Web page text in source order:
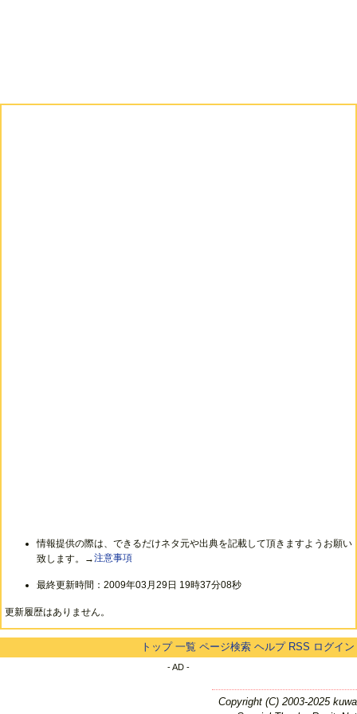
情報提供の際は、できるだけネタ元や出典を記載して頂きますようお願い
致します。→注意事項
最終更新時間：2009年03月29日 19時37分08秒
更新履歴はありません。
トップ 一覧 ページ検索 ヘルプ RSS ログイン
- AD -
Copyright (C) 2003-2025 kuwa